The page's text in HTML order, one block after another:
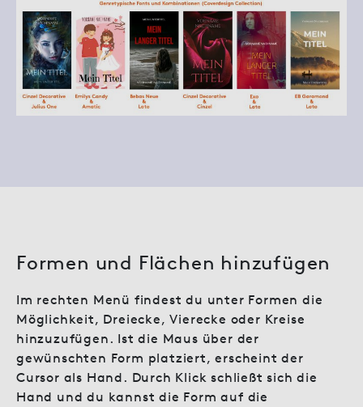
Formen und Flächen hinzufügen
Im rechten Menü findest du unter Formen die
Möglichkeit, Dreiecke, Vierecke oder Kreise
hinzuzufügen. Ist die Maus über der
gewünschten Form platziert, erscheint der
Cursor als Hand. Durch Klick schließt sich die
Hand und du kannst die Form auf die